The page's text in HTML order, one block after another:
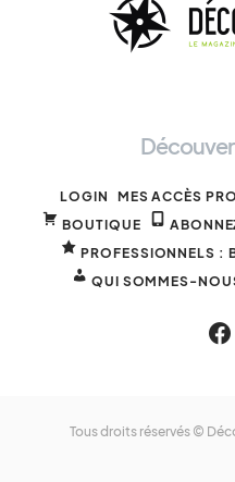
LOGIN MES ACCÈS
BOUTIQUE
PROFESSIONNELS :
QUI SOMMES-
Tous droits réservés ©